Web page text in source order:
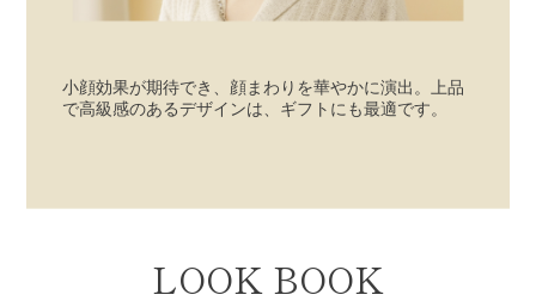
小顔効果が期待でき、顔まわりを華やかに演出。上品
で高級感のあるデザインは、ギフトにも最適です。
LOOK BOOK